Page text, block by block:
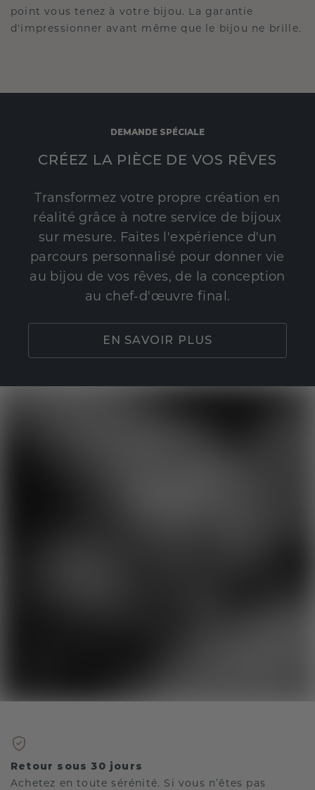
point vous tenez à votre bijou. La garantie
d'impressionner avant même que le bijou ne brille.
DEMANDE SPÉCIALE
CRÉEZ LA PIÈCE DE VOS RÊVES
Transformez votre propre création en
réalité grâce à notre service de bijoux
sur mesure. Faites l'expérience d'un
parcours personnalisé pour donner vie
au bijou de vos rêves, de la conception
au chef-d'œuvre final.
EN SAVOIR PLUS
Retour sous 30 jours
Achetez en toute sérénité. Si vous n’êtes pas